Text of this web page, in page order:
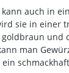
kann auch in
sie in einer
goldbraun und
man